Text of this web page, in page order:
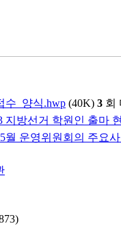
수_양식.hwp (40K) 3 회
지방선거 학원인 출마
월 운영위원회의 주요